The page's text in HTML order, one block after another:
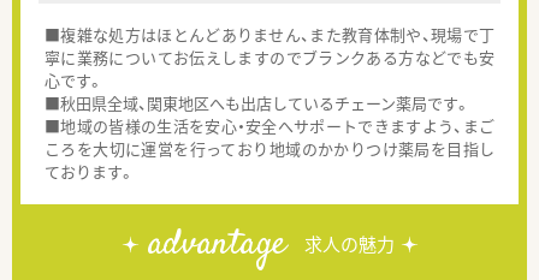
■複雑な処方はほとんどありません、また教育体制や、現場で丁
寧に業務についてお伝えしますのでブランクある方などでも安
心です。
■秋田県全域、関東地区へも出店しているチェーン薬局です。
■地域の皆様の生活を安心・安全へサポートできますよう、まご
ころを大切に運営を行っており地域のかかりつけ薬局を目指し
ております。
advantage 求人の魅力